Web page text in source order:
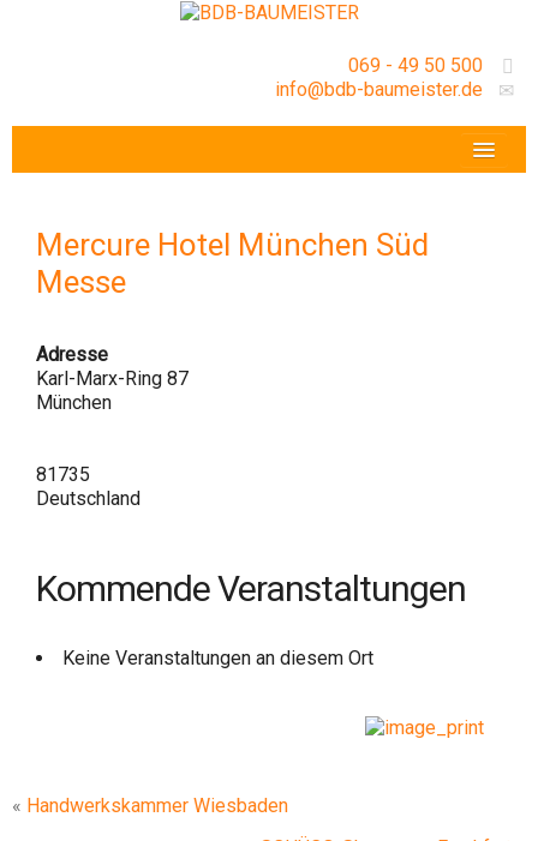
069 - 49 50 500
info@bdb-baumeister.de
GESCHÄFTSSTELLE
Mercure Hotel München Süd
Messe
Adresse
Karl-Marx-Ring 87
München
81735
Deutschland
Kommende Veranstaltungen
Keine Veranstaltungen an diesem Ort
« Handwerkskammer Wiesbaden